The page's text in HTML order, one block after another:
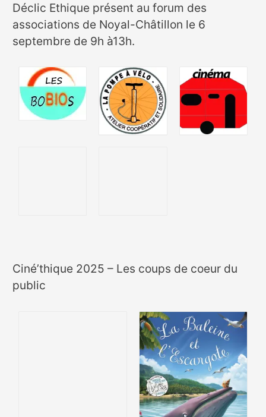
Déclic Ethique présent au forum des
associations de Noyal-Châtillon le 6
septembre de 9h à13h.
Ciné’thique 2025 – Les coups de coeur du
public